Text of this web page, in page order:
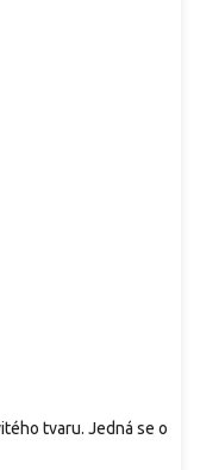
tvaru. Jedná se o